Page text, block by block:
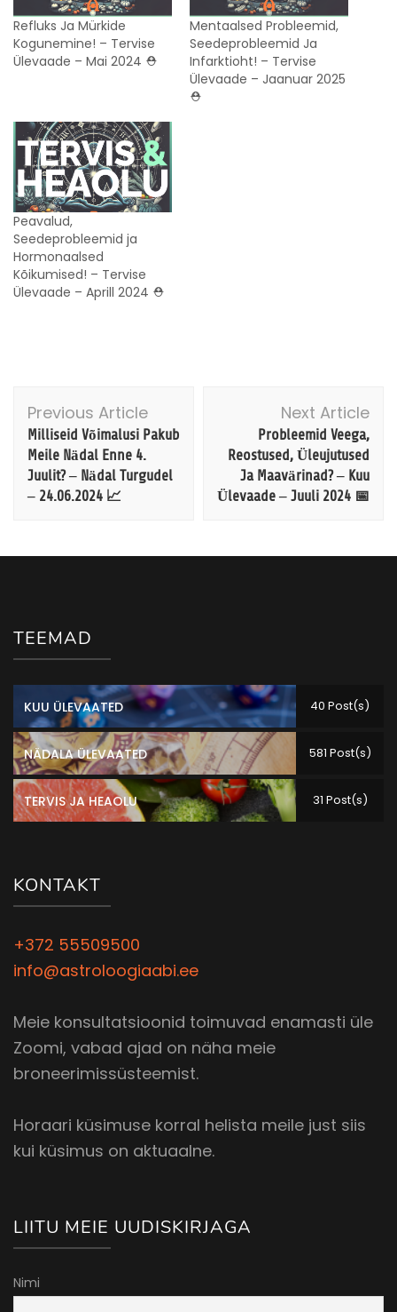
Refluks Ja Mürkide
Kogunemine! – Tervise
Ülevaade – Mai 2024 ⛑️
Mentaalsed Probleemid,
Seedeprobleemid Ja
Infarktioht! – Tervise
Ülevaade – Jaanuar 2025
⛑️
Peavalud,
Seedeprobleemid ja
Hormonaalsed
Kõikumised! – Tervise
Ülevaade – Aprill 2024 ⛑️
Post
Navigation
Previous Article
Milliseid Võimalusi Pakub
Meile Nädal Enne 4.
Juulit? – Nädal Turgudel
– 24.06.2024 📈
Next Article
Probleemid Veega,
Reostused, Üleujutused
Ja Maavärinad? – Kuu
Ülevaade – Juuli 2024 📅
TEEMAD
KUU ÜLEVAATED 40 Post(s)
NÄDALA ÜLEVAATED 581 Post(s)
TERVIS JA HEAOLU 31 Post(s)
KONTAKT
+372 55509500
info@astroloogiaabi.ee
Meie konsultatsioonid toimuvad enamasti üle
Zoomi, vabad ajad on näha meie
broneerimissüsteemist.
Horaari küsimuse korral helista meile just siis
kui küsimus on aktuaalne.
LIITU MEIE UUDISKIRJAGA
Nimi